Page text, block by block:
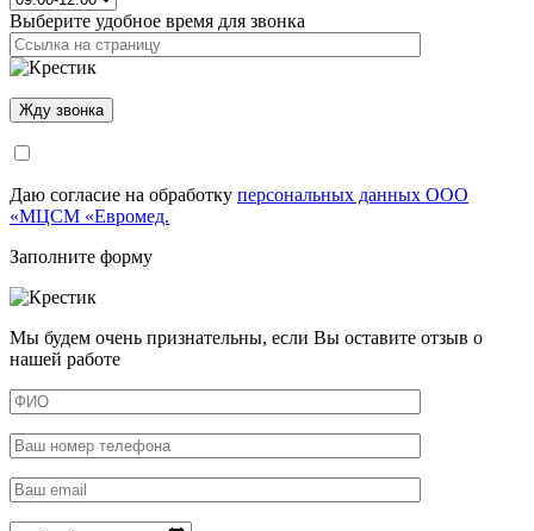
Выберите удобное время для звонка
Даю согласие на обработку персональных данных ООО
«МЦСМ «Евромед.
Заполните форму
Мы будем очень признательны, если Вы оставите отзыв о
нашей работе